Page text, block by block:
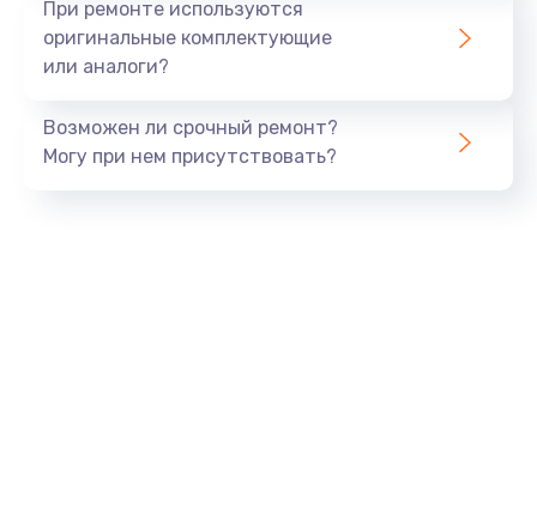
При ремонте используются
оригинальные комплектующие
или аналоги?
Возможен ли срочный ремонт?
Могу при нем присутствовать?